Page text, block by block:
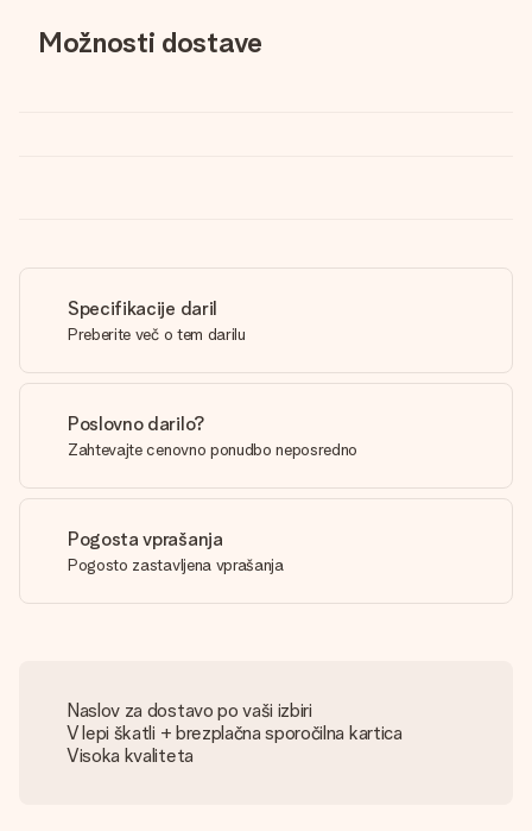
Možnosti dostave
Specifikacije daril
Preberite več o tem darilu
Poslovno darilo?
Zahtevajte cenovno ponudbo neposredno
Pogosta vprašanja
Pogosto zastavljena vprašanja
Naslov za dostavo po vaši izbiri
V lepi škatli + brezplačna sporočilna kartica
Visoka kvaliteta